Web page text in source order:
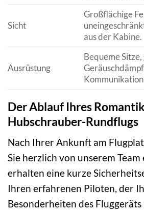
Sicht
Großflächige
aus der Kabine.
Ausrüstung
Bequeme
Der Ablauf Ihres
Hubschrauber-Rundflugs
Nach Ihrer Ankunft am
Sie herzlich von unserem Team
erhalten eine kurze
Ihren erfahrenen Piloten, der
Besonderheiten des